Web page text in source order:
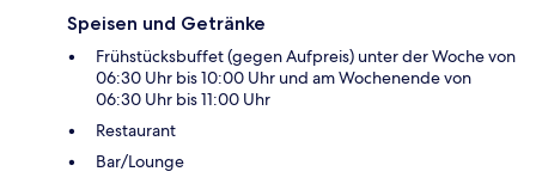
Speisen und Getränke
Frühstücksbuffet (gegen Aufpreis) unter der Woche von
06:30 Uhr bis 10:00 Uhr und am Wochenende von
06:30 Uhr bis 11:00 Uhr
Restaurant
Bar/Lounge